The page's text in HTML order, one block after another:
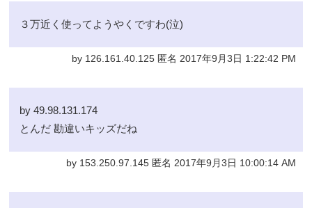
３万近く使ってようやくですわ(泣)
by 126.161.40.125 匿名 2017年9月3日 1:22:42 PM
by 49.98.131.174
とんだ 勘違いキッズだね
by 153.250.97.145 匿名 2017年9月3日 10:00:14 AM